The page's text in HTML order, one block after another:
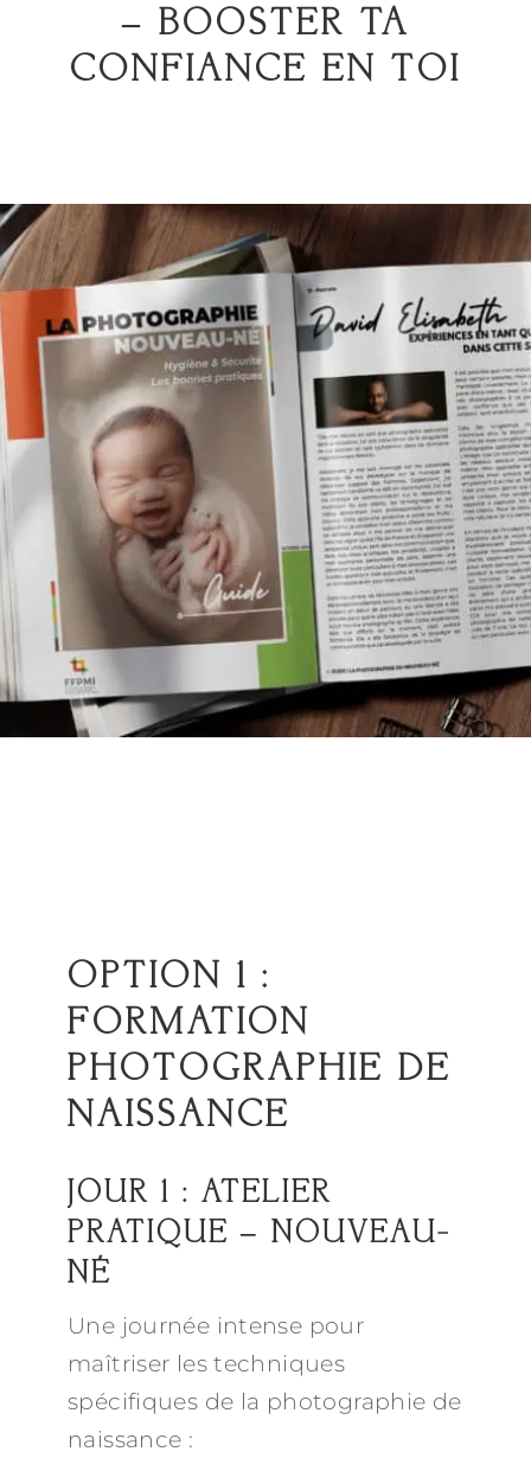
– BOOSTER TA
CONFIANCE EN TOI
OPTION 1 :
FORMATION
PHOTOGRAPHIE DE
NAISSANCE
JOUR 1 : ATELIER
PRATIQUE – NOUVEAU-
NÉ
Une journée intense pour
maîtriser les techniques
spécifiques de la photographie de
naissance :